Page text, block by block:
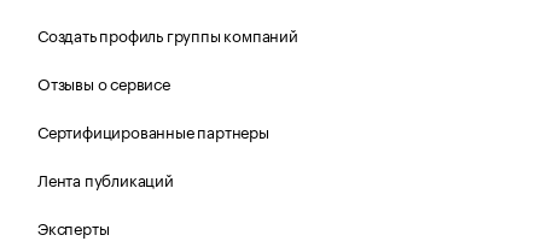
Создать профиль группы компаний
Отзывы о сервисе
Сертифицированные партнеры
Лента публикаций
Эксперты